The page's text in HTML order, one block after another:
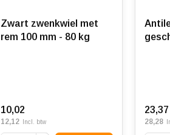
Zwart zwenkwiel met
rem 100 mm - 80 kg
10,02
12,12 Incl. btw
23,37
28,28